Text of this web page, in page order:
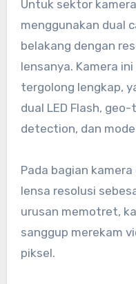
Untuk sektor
menggunakan dual
belakang dengan
lensanya. Kamera
tergolong lengkap,
dual LED Flash,
detection, dan mode
Pada bagian
lensa resolusi
urusan memotret,
sanggup merekam
piksel.